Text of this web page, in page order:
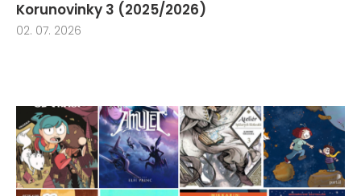
Korunovinky 3 (2025/2026)
02. 07. 2026